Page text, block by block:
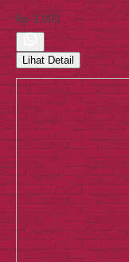
Rp 3.000
Lihat Detail